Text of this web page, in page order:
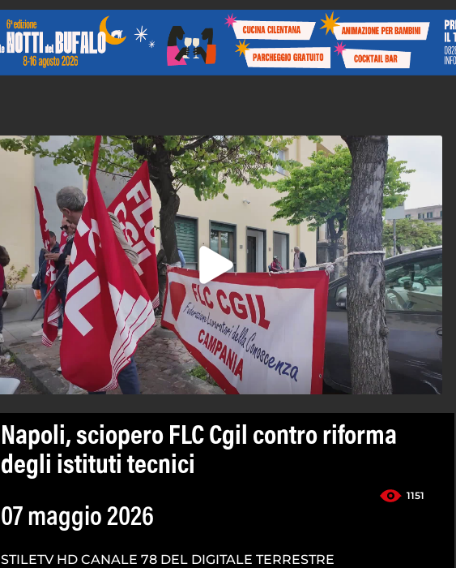
Napoli, sciopero FLC Cgil contro riforma
degli istituti tecnici
1151
07 maggio 2026
STILETV HD CANALE 78 DEL DIGITALE TERRESTRE